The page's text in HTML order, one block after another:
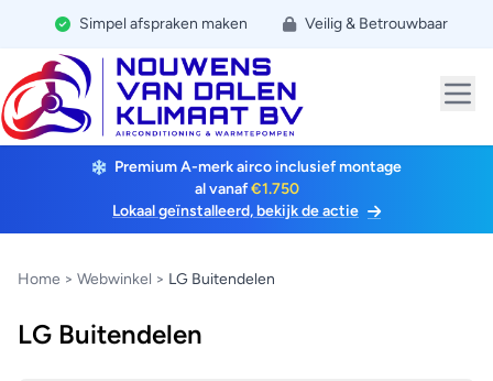
Simpel afspraken maken Veilig & Betrouwbaar
Premium A-merk airco inclusief montage
al vanaf€1.750
Lokaal geïnstalleerd, bekijk de actie
Home > Webwinkel > LG Buitendelen
LG Buitendelen